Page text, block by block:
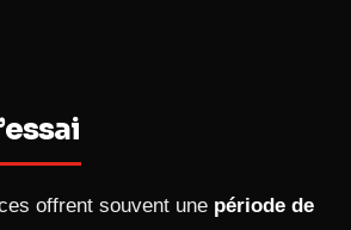
offrent souvent une période de